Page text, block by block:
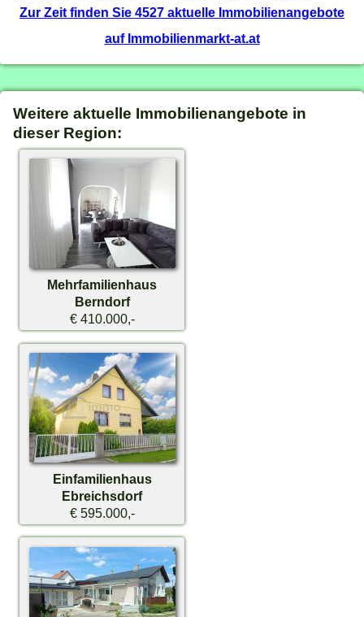
Zur Zeit finden Sie 4527 aktuelle Immobilienangebote
auf Immobilienmarkt-at.at
Weitere aktuelle Immobilienangebote in
dieser Region:
Mehrfamilienhaus
Berndorf
€ 410.000,-
Einfamilienhaus
Ebreichsdorf
€ 595.000,-